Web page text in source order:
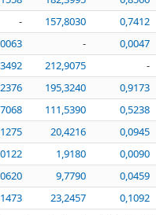
- 157,8030
0,7412
-
0,0047
212,9075
-
195,3240
0,9173
111,5390
0,5238
20,4216
0,0945
1,9180
0,0090
9,7790
0,0459
23,2457 0,1092